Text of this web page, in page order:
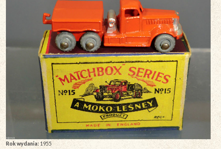
Rok wydania:1955